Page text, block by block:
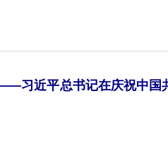
习近平总书记在庆祝中国